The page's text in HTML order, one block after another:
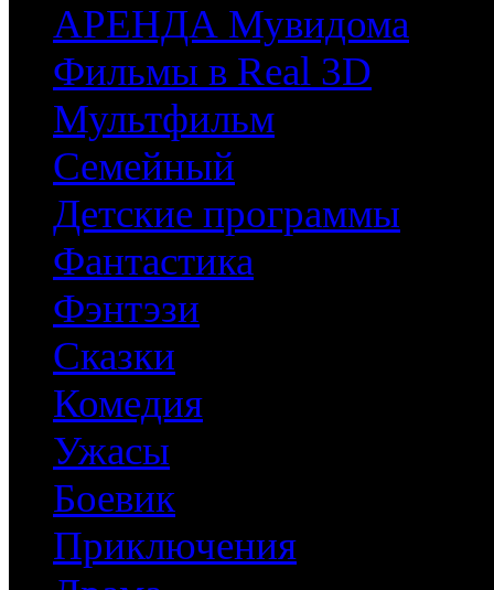
АРЕНДА Мувидома
Фильмы в Real 3D
Мультфильм
Семейный
Детские программы
Фантастика
Фэнтэзи
Сказки
Комедия
Ужасы
Боевик
Приключения